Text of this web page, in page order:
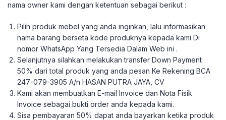
nama owner kami dengan ketentuan sebagai berikut :
Pilih produk mebel yang anda inginkan, lalu informasikan
nama barang berseta kode produknya kepada kami Di
nomor WhatsApp Yang Tersedia Dalam Web ini .
Selanjutnya silahkan melakukan transfer Down Payment
50% dari total produk yang anda pesan Ke Rekening BCA
247-079-3905 A/n HASAN PUTRA JAYA, CV
Kami akan membuatkan E-mail Invoice dan Nota Fisik
Invoice sebagai bukti order anda kepada kami.
Sisa pembayaran 50% dapat anda bayarkan ketika produk